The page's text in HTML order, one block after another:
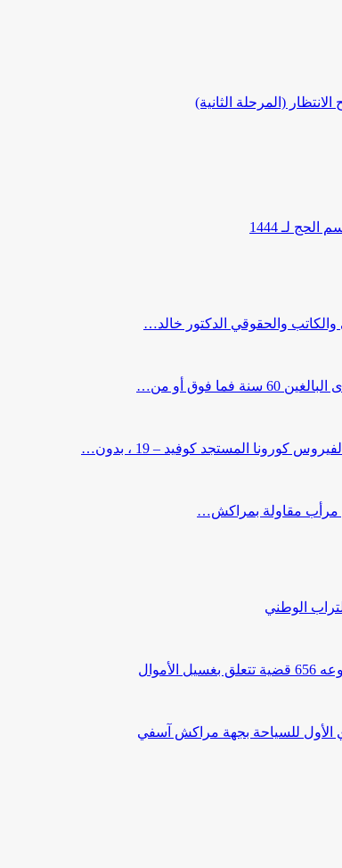
(المرحلة الثانية)
لـ 1444
والحقوقي الدكتور خالد…
فوق أو من…
المستجد كوفيد – 19 ، بدون…
مرأب مقاولة بمراكش…
الوطني
الأول للسياحة بجهة مراكش آسفي